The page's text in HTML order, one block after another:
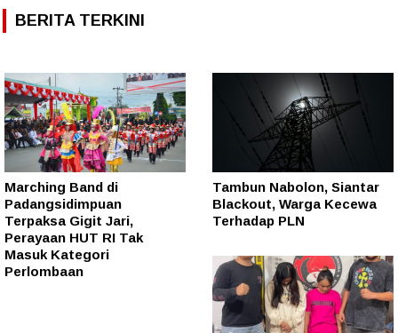
BERITA TERKINI
Marching Band di
Padangsidimpuan
Terpaksa Gigit Jari,
Perayaan HUT RI Tak
Masuk Kategori
Perlombaan
Tambun Nabolon, Siantar
Blackout, Warga Kecewa
Terhadap PLN